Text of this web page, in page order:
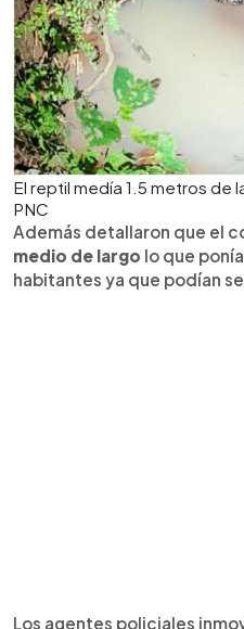
El reptil medía 1.5 metros
PNC
Además detallaron que el
medio de largo lo que
habitantes ya que podían
Los agentes policiales